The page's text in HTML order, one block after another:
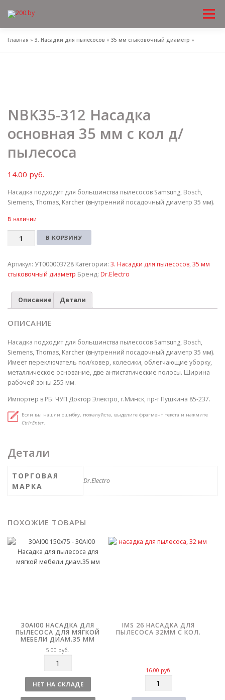
Главная » 3. Насадки для пылесосов » 35 мм стыковочный диаметр »
NBK35-312 Насадка
основная 35 мм с кол д/
пылесоса
14.00 руб.
Насадка подходит для большинства пылесосов Samsung, Bosch,
Siemens, Thomas, Karcher (внутренний посадочный диаметр 35 мм).
В наличии
Количество В КОРЗИНУ
Артикул: УТ000003728 Категории: 3. Насадки для пылесосов, 35 мм
стыковочный диаметр Бренд: Dr.Electro
Описание Детали
ОПИСАНИЕ
Насадка подходит для большинства пылесосов Samsung, Bosch,
Siemens, Thomas, Karcher (внутренний посадочный диаметр 35 мм).
Имеет переключатель пол/ковер, колесики, облегчающие уборку,
металлическое основание, две антистатические полосы. Ширина
рабочей зоны 255 мм.
Импортёр в РБ: ЧУП Доктор Электро, г.Минск, пр-т Пушкина 85-237.
Если вы нашли ошибку, пожалуйста, выделите фрагмент текста и нажмите
Ctrl+Enter.
Детали
ТОРГОВАЯ
МАРКА
Dr.Electro
ПОХОЖИЕ ТОВАРЫ
30AI00 НАСАДКА ДЛЯ
ПЫЛЕСОСА ДЛЯ МЯГКОЙ
МЕБЕЛИ ДИАМ.35 ММ
5.00 руб.
л
и
НЕТ НА СКЛАДЕ
IMS 26 НАСАДКА ДЛЯ
ПЫЛЕСОСА 32ММ С КОЛ.
16.00 руб.